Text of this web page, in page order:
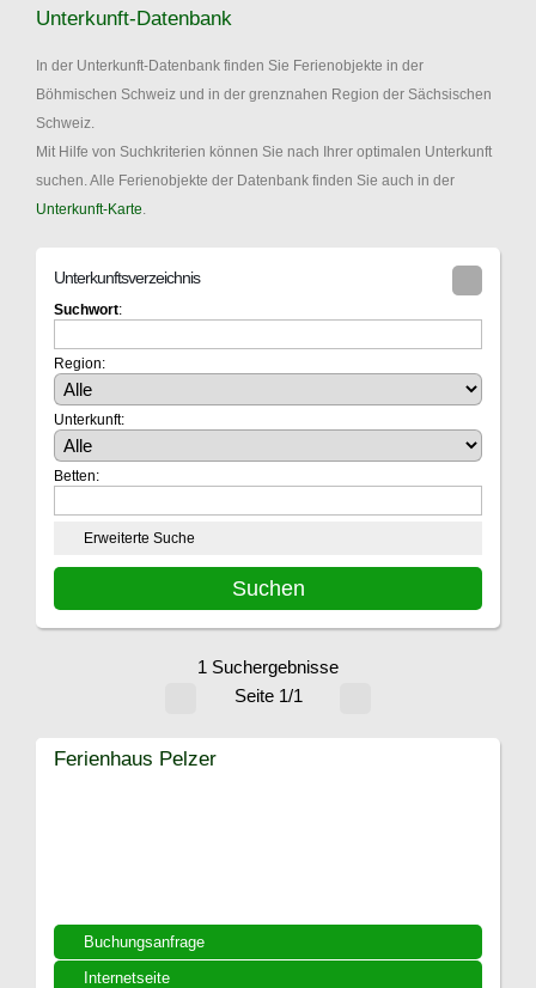
Unterkunft-Datenbank
In der Unterkunft-Datenbank finden Sie Ferienobjekte in der
Böhmischen Schweiz und in der grenznahen Region der Sächsischen
Schweiz.
Mit Hilfe von Suchkriterien können Sie nach Ihrer optimalen Unterkunft
suchen. Alle Ferienobjekte der Datenbank finden Sie auch in der
Unterkunft-Karte
Unterkunftsverzeichnis
Suchwort:
Region:
Unterkunft:
Betten:
Erweiterte Suche
1 Suchergebnisse
Seite 1/1
Buchungsanfrage
Internetseite
Ferienhaus Pelzer